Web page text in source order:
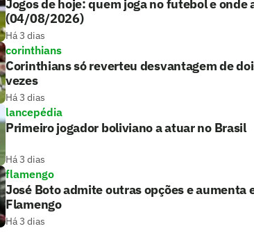
Jogos de hoje: quem joga no futebol e
(04/08/2026)
Há 3 dias
corinthians
Corinthians só reverteu desvantagem de
vezes
Há 3 dias
lancepédia
Primeiro jogador boliviano a atuar no Brasil
Há 3 dias
flamengo
José Boto admite outras opções e
Flamengo
Há 3 dias